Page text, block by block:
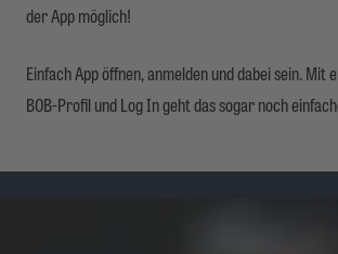
der App möglich!
Einfach App öffnen, anmelden und dabei sein. Mit
BOB-Profil und Log In geht das sogar noch